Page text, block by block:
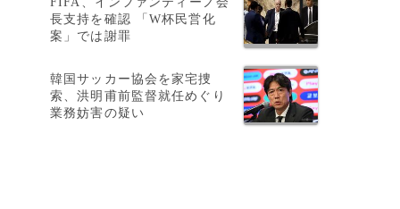
長支持を確認 「W杯民営化
案」では謝罪
韓国サッカー協会を家宅捜
索、洪明甫前監督就任めぐり
業務妨害の疑い